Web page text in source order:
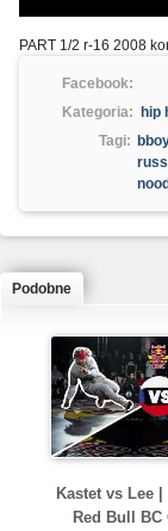
PART 1/2 r-16 2008
Facebook:
Kategoria:
hip
Tagi:
Podobne
Kastet vs Lee
Red Bull BC